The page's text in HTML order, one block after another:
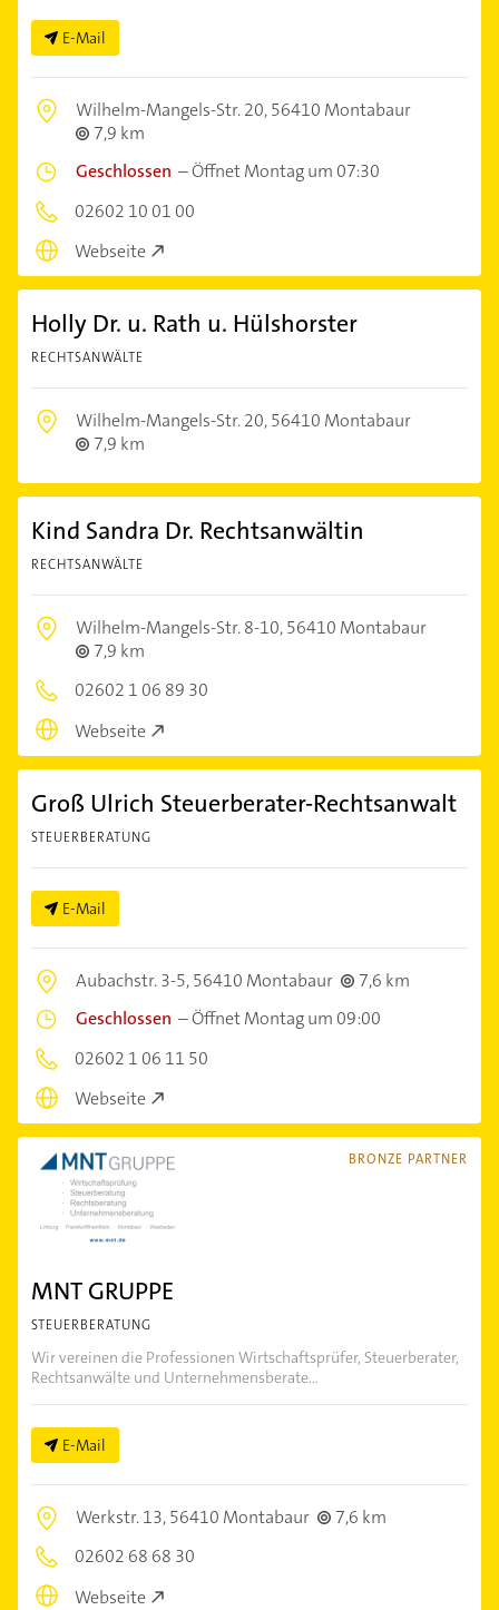
E-Mail
Wilhelm-Mangels-Str. 20,56410 Montabaur
7,9 km
Geschlossen –Öffnet Montag um 07:30
02602 10 01 00
Webseite
Holly Dr. u. Rath u. Hülshorster
RECHTSANWÄLTE
Wilhelm-Mangels-Str. 20,56410 Montabaur
7,9 km
Kind Sandra Dr. Rechtsanwältin
RECHTSANWÄLTE
Wilhelm-Mangels-Str. 8-10,56410 Montabaur
7,9 km
02602 1 06 89 30
Webseite
Groß Ulrich Steuerberater-Rechtsanwalt
STEUERBERATUNG
E-Mail
Aubachstr. 3-5,56410 Montabaur
7,6 km
Geschlossen –Öffnet Montag um 09:00
02602 1 06 11 50
Webseite
BRONZE PARTNER
MNT GRUPPE
STEUERBERATUNG
Wir vereinen die Professionen Wirtschaftsprüfer, Steuerberater,
Rechtsanwälte und Unternehmensberate...
E-Mail
Werkstr. 13,56410 Montabaur
7,6 km
02602 68 68 30
Webseite